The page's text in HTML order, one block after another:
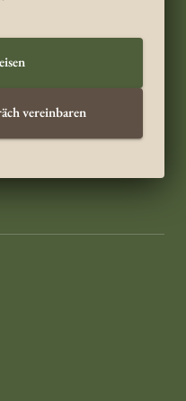
vereinbaren